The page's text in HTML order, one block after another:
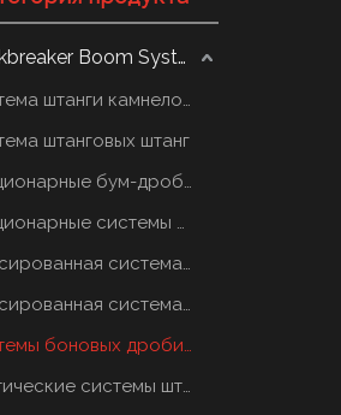
Rockbreaker Boom System
Система штанги камнеломщика
штанговых штанг
Стационарные бум-дробилки
Стационарные системы отбойных молотков
Фиксированная система грохотов
Фиксированная система грохотов
Системы боновых дробилок
Статические системы штанговых отбойников